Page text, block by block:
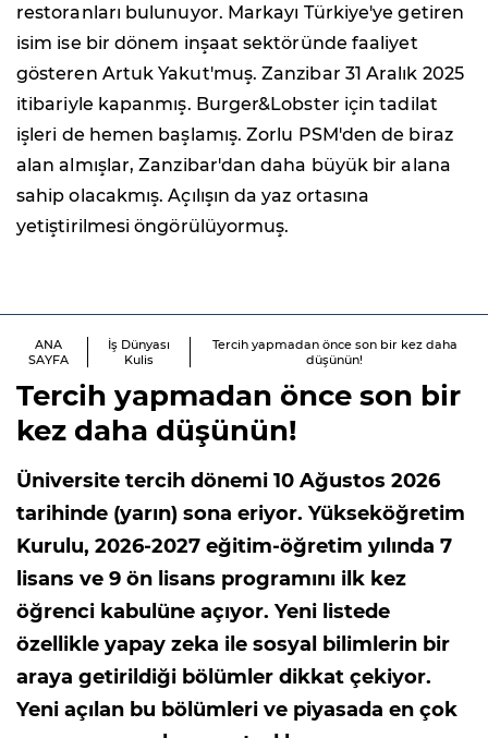
restoranları bulunuyor. Markayı Türkiye'ye getiren
isim ise bir dönem inşaat sektöründe faaliyet
gösteren Artuk Yakut'muş. Zanzibar 31 Aralık 2025
itibariyle kapanmış. Burger&Lobster için tadilat
işleri de hemen başlamış. Zorlu PSM'den de biraz
alan almışlar, Zanzibar'dan daha büyük bir alana
sahip olacakmış. Açılışın da yaz ortasına
yetiştirilmesi öngörülüyormuş.
ANA
SAYFA
İş Dünyası
Kulis
Tercih yapmadan önce son bir kez daha
düşünün!
Tercih yapmadan önce son bir
kez daha düşünün!
Üniversite tercih dönemi 10 Ağustos 2026
tarihinde (yarın) sona eriyor. Yükseköğretim
Kurulu, 2026-2027 eğitim-öğretim yılında 7
lisans ve 9 ön lisans programını ilk kez
öğrenci kabulüne açıyor. Yeni listede
özellikle yapay zeka ile sosyal bilimlerin bir
araya getirildiği bölümler dikkat çekiyor.
Yeni açılan bu bölümleri ve piyasada en çok